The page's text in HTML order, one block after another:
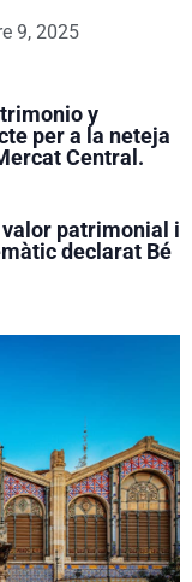
9, 2025
y
per a la neteja
Central.
patrimonial i
declarat Bé